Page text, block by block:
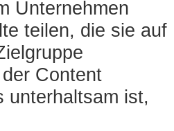
Unternehmen
teilen, die sie auf
Content
unterhaltsam ist,